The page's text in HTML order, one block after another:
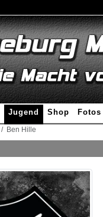
Jugend Shop Fotos
Ben Hille